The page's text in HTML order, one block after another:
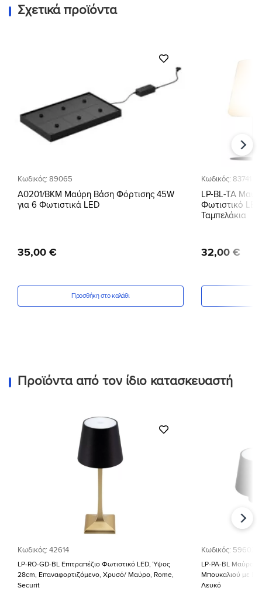
Σχετικά προϊόντα
Επιθυμιών
Κωδικός: 89065
A0201/BKM Μαύρη Βάση Φόρτισης 45W
για 6 Φωτιστικά LED
35,00 €
Προσθήκη στο καλάθι
Κωδικός: 83741
LP-BL-TA
Φωτιστικό
Ταμπελάκια
32,00 €
Προϊόντα από τον ίδιο κατασκευαστή
Κωδικός: 42614
LP-RO-GD-BL Επιτραπέζιο Φωτιστικό LED, Ύψος
28cm, Επαναφορτιζόμενο, Χρυσό/ Μαύρο, Rome,
Securit
Κωδικός: 59602
LP-PA-BL Μαύρο
Μπουκαλιού με
Λευκό